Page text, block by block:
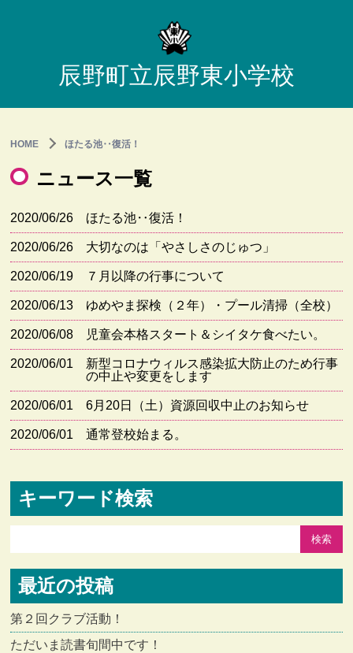
辰野町立辰野東小学校
HOME ほたる池‥復活！
ニュース一覧
2020/06/26 ほたる池‥復活！
2020/06/26 大切なのは「やさしさのじゅつ」
2020/06/19 ７月以降の行事について
2020/06/13 ゆめやま探検（２年）・プール清掃（全校）
2020/06/08 児童会本格スタート＆シイタケ食べたい。
2020/06/01
新型コロナウィルス感染拡大防止のため行事
の中止や変更をします
2020/06/01 6月20日（土）資源回収中止のお知らせ
2020/06/01 通常登校始まる。
キーワード検索
最近の投稿
第２回クラブ活動！
ただいま読書旬間中です！